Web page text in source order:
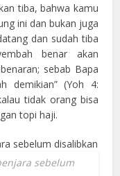
tiba, bahwa kamu
ini dan bukan juga
dan sudah tiba
benar akan
sebab Bapa
demikian” (Yoh 4:
tidak orang bisa
topi haji.
sebelum